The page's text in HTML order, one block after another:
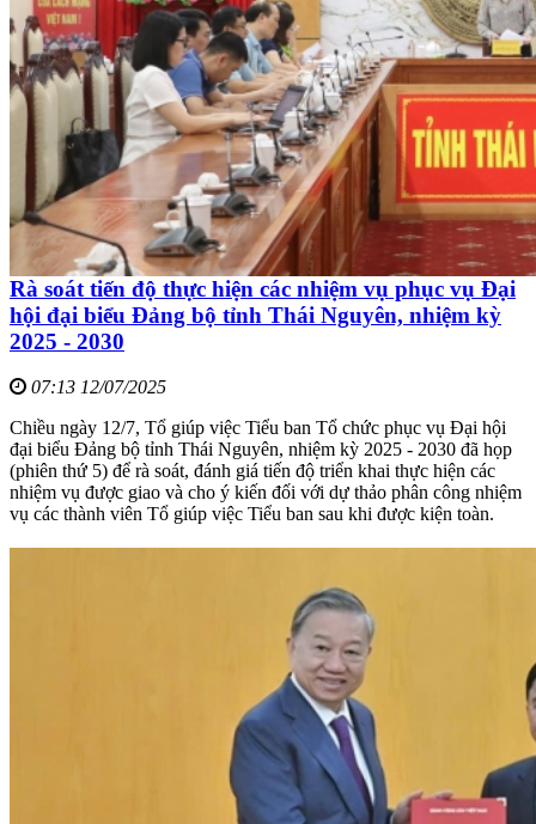
Rà soát tiến độ thực hiện các nhiệm vụ phục vụ Đại
hội đại biểu Đảng bộ tỉnh Thái Nguyên, nhiệm kỳ
2025 - 2030
07:13 12/07/2025
Chiều ngày 12/7, Tổ giúp việc Tiểu ban Tổ chức phục vụ Đại hội
đại biểu Đảng bộ tỉnh Thái Nguyên, nhiệm kỳ 2025 - 2030 đã họp
(phiên thứ 5) để rà soát, đánh giá tiến độ triển khai thực hiện các
nhiệm vụ được giao và cho ý kiến đối với dự thảo phân công nhiệm
vụ các thành viên Tổ giúp việc Tiểu ban sau khi được kiện toàn.